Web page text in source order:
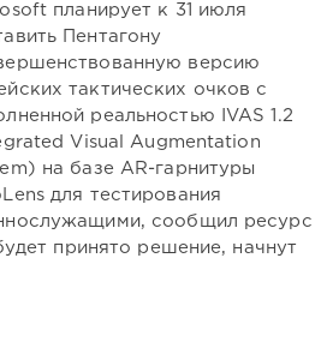
планирует к 31 июля
Пентагону
версию
тактических очков с
реальностью IVAS 1.2
Visual Augmentation
на базе AR-гарнитуры
для тестирования
сообщил ресурс
принято решение, начнут